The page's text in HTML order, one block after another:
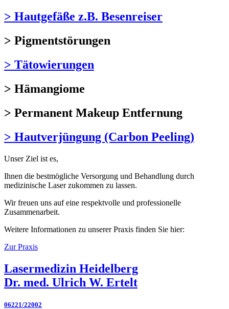
> Hautgefäße z.B. Besenreiser
> Pigmentstörungen
> Tätowierungen
> Hämangiome
> Permanent Makeup Entfernung
> Hautverjüngung (Carbon Peeling)
Unser Ziel ist es,
Ihnen die bestmögliche Versorgung und Behandlung durch
medizinische Laser zukommen zu lassen.
Wir freuen uns auf eine respektvolle und professionelle
Zusammenarbeit.
Weitere Informationen zu unserer Praxis finden Sie hier:
Zur Praxis
Lasermedizin Heidelberg
Dr. med. Ulrich W. Ertelt
06221/22002